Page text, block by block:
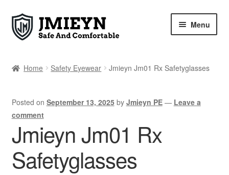
Skip
to
Skip
to
Menu
JM01 RX 2024
JM02 RXCLASIC 2026
Blog
Home Safety Eyewear Jmieyn Jm01 Rx Safetyglasses
Posted on September 13, 2025 by Jmieyn PE — Leave a
comment
Jmieyn Jm01 Rx
Safetyglasses